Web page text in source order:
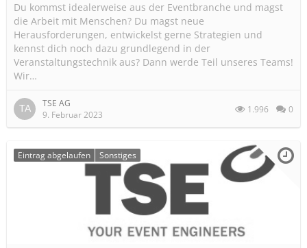
Du kommst idealerweise aus der Eventbranche und magst
die Arbeit mit Menschen? Du magst neue
Herausforderungen, entwickelst gerne Strategien und
kennst dich noch dazu grundlegend in der
Veranstaltungstechnik aus? Dann werde Teil unseres Teams!
Wir…
TSE AG
9. Februar 2023
1.996 0
Eintrag abgelaufen Sonstiges